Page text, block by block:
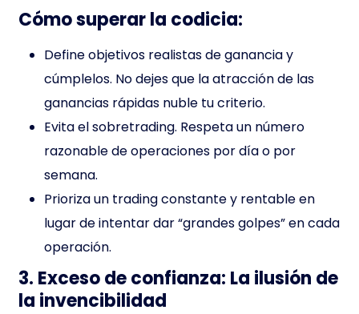
Cómo superar la codicia:
Define objetivos realistas de ganancia y
cúmplelos. No dejes que la atracción de las
ganancias rápidas nuble tu criterio.
Evita el sobretrading. Respeta un número
razonable de operaciones por día o por
semana.
Prioriza un trading constante y rentable en
lugar de intentar dar “grandes golpes” en cada
operación.
3. Exceso de confianza: La ilusión de
la invencibilidad